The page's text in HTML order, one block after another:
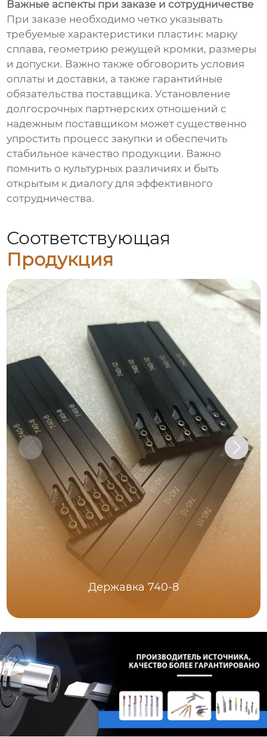
Важные аспекты при заказе и сотрудничестве
При заказе необходимо четко указывать
требуемые характеристики пластин: марку
сплава, геометрию режущей кромки, размеры
и допуски. Важно также обговорить условия
оплаты и доставки, а также гарантийные
обязательства поставщика. Установление
долгосрочных партнерских отношений с
надежным поставщиком может существенно
упростить процесс закупки и обеспечить
стабильное качество продукции. Важно
помнить о культурных различиях и быть
открытым к диалогу для эффективного
сотрудничества.
Соответствующая
Продукция
Державка 740-8